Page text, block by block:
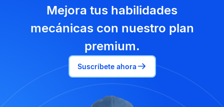
Mejora tus habilidades
mecánicas con nuestro plan
premium.
Suscríbete ahora